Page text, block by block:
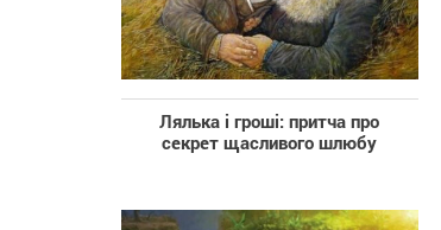
Лялька і гроші: притча про
секрет щасливого шлюбу